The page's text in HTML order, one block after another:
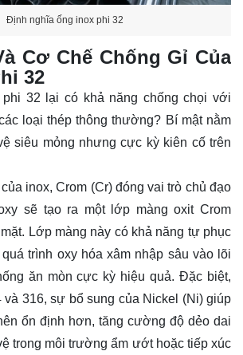
Định nghĩa ống inox phi 32
Cơ Chế Chống Gỉ Của
32
32 lại có khả năng chống chọi với
loại thép thông thường? Bí mật nằm
siêu mỏng nhưng cực kỳ kiên cố trên
inox, Crom (Cr) đóng vai trò chủ đạo
sẽ tạo ra một lớp màng oxit Crom
Lớp màng này có khả năng tự phục
trình oxy hóa xâm nhập sâu vào lõi
ăn mòn cực kỳ hiệu quả. Đặc biệt,
316, sự bổ sung của Nickel (Ni) giúp
ổn định hơn, tăng cường độ dẻo dai
trong môi trường ẩm ướt hoặc tiếp xúc